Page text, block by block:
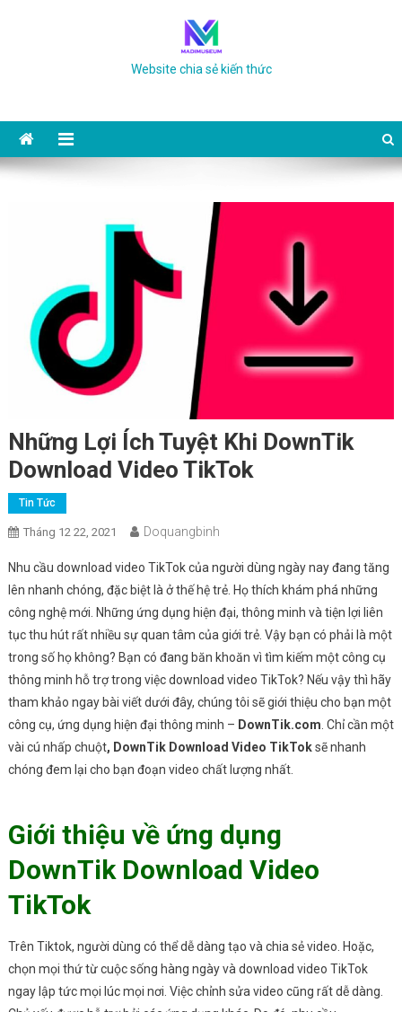
Website chia sẻ kiến thức
Những Lợi Ích Tuyệt Khi DownTik
Download Video TikTok
Tin Tức
Tháng 12 22, 2021 Doquangbinh
Nhu cầu download video TikTok của người dùng ngày nay đang tăng
lên nhanh chóng, đặc biệt là ở thế hệ trẻ. Họ thích khám phá những
công nghệ mới. Những ứng dụng hiện đại, thông minh và tiện lợi liên
tục thu hút rất nhiều sự quan tâm của giới trẻ. Vậy bạn có phải là một
trong số họ không? Bạn có đang băn khoăn vì tìm kiếm một công cụ
thông minh hỗ trợ trong việc download video TikTok? Nếu vậy thì hãy
tham khảo ngay bài viết dưới đây, chúng tôi sẽ giới thiệu cho bạn một
công cụ, ứng dụng hiện đại thông minh – DownTik.com . Chỉ cần một
vài cú nhấp chuột, DownTik Download Video TikToksẽ nhanh
chóng đem lại cho bạn đoạn video chất lượng nhất.
Giới thiệu về ứng dụng
DownTik Download Video
TikTok
Trên Tiktok, người dùng có thể dễ dàng tạo và chia sẻ video. Hoặc,
chọn mọi thứ từ cuộc sống hàng ngày và download video TikTok
ngay lập tức mọi lúc mọi nơi. Việc chỉnh sửa video cũng rất dễ dàng.